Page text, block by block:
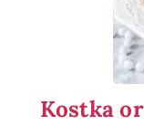
Kostka